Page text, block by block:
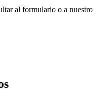
al formulario o a nuestro